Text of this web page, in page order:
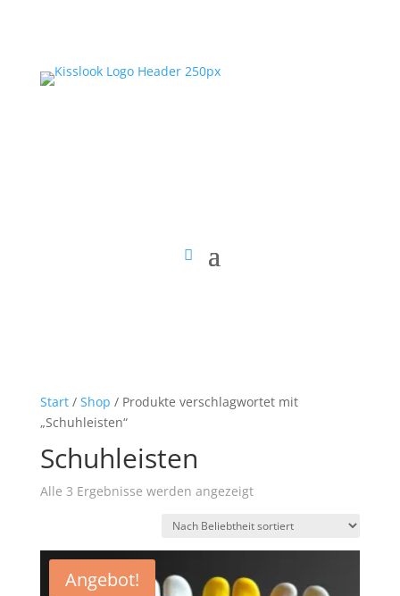
Start/ Shop / Produkte verschlagwortet mit
„Schuhleisten“
Schuhleisten
Alle 3 Ergebnisse werden angezeigtNach
sortiert
Angebot!